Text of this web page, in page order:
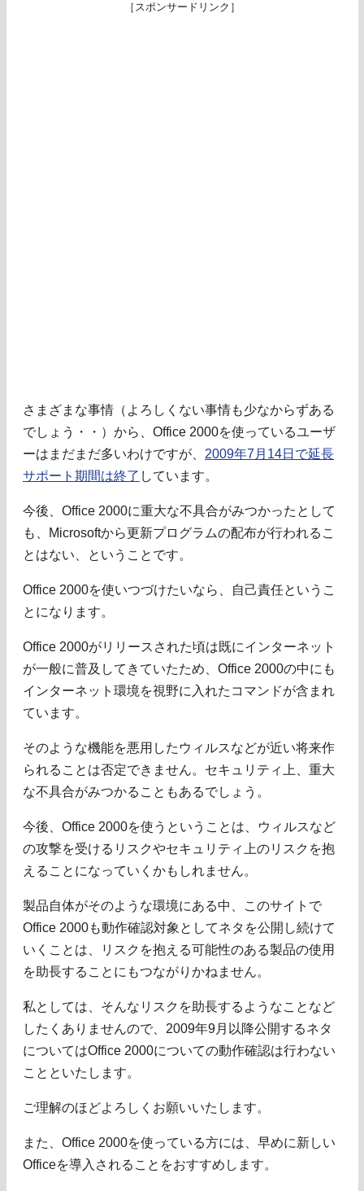
［スポンサードリンク］
さまざまな事情（よろしくない事情も少なからずある
でしょう・・）から、Office 2000を使っているユーザ
ーはまだまだ多いわけですが、 2009年7月14日で延長
サポート期間は終了 しています。
今後、Office 2000に重大な不具合がみつかったとして
も、Microsoftから更新プログラムの配布が行われるこ
とはない、ということです。
Office 2000を使いつづけたいなら、自己責任というこ
とになります。
Office 2000がリリースされた頃は既にインターネット
が一般に普及してきていたため、Office 2000の中にも
インターネット環境を視野に入れたコマンドが含まれ
ています。
そのような機能を悪用したウィルスなどが近い将来作
られることは否定できません。セキュリティ上、重大
な不具合がみつかることもあるでしょう。
今後、Office 2000を使うということは、ウィルスなど
の攻撃を受けるリスクやセキュリティ上のリスクを抱
えることになっていくかもしれません。
製品自体がそのような環境にある中、このサイトで
Office 2000も動作確認対象としてネタを公開し続けて
いくことは、リスクを抱える可能性のある製品の使用
を助長することにもつながりかねません。
私としては、そんなリスクを助長するようなことなど
したくありませんので、2009年9月以降公開するネタ
についてはOffice 2000についての動作確認は行わない
ことといたします。
ご理解のほどよろしくお願いいたします。
また、Office 2000を使っている方には、早めに新しい
Officeを導入されることをおすすめします。